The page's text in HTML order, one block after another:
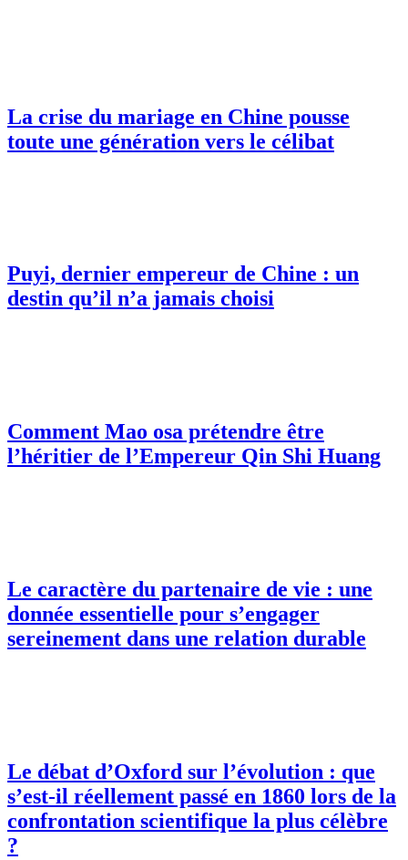
La crise du mariage en Chine pousse
toute une génération vers le célibat
Puyi, dernier empereur de Chine : un
destin qu’il n’a jamais choisi
Comment Mao osa prétendre être
l’héritier de l’Empereur Qin Shi Huang
Le caractère du partenaire de vie : une
donnée essentielle pour s’engager
sereinement dans une relation durable
Le débat d’Oxford sur l’évolution : que
s’est-il réellement passé en 1860 lors de la
confrontation scientifique la plus célèbre
?